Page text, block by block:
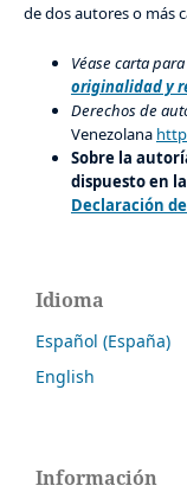
de dos autores o más
Véase carta
originalidad y
Derechos de
Venezolana
Sobre la
dispuesto en la
Declaración
Idioma
Español (España)
English
Información